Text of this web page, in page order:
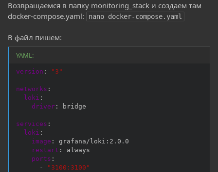
Возвращаемся в папку monitoring_stack и создаем там
docker-compose.yaml:
nano docker-compose.yaml
В файл пишем:
YAML:
version : "3"
networks :
loki :
driver : bridge
services :
loki :
image : grafana/loki : 2.0.0
restart :
always
ports :
-
"3100:3100"